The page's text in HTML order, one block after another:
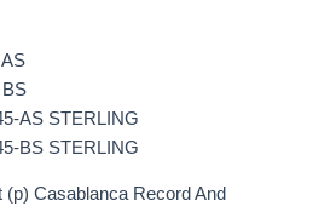
AS STERLING
BS STERLING
(p) Casablanca Record And